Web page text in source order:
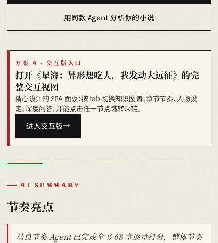
用同款 Agent 分析你的小说
方案 A · 交互版入口
打开《星海：异形想吃人，我发动大远征》的完
整交互视图
精心设计的 SPA 面板：按 tab 切换知识图谱、章节节奏、人物设
定、深度问答，并能点击任一节点跳转深链。
进入交互版
AI SUMMARY
节奏亮点
马良节奏 Agent 已完成全书 68 章逐章打分，整体节奏